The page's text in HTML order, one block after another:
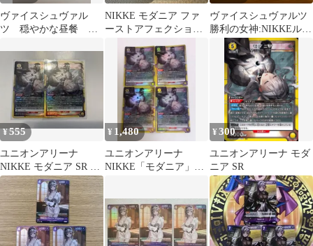
ヴァイスシュヴァル
ツ 穏やかな昼餐
NIKKE モダニア ファ
ーストアフェクション
sec+ ヴァイスpsa10
ヴァイスシュヴァルツ
勝利の女神:NIKKEルド
ミラ:ウィンターオーナ
ー SSP
¥555
ユニオンアリーナ
NIKKE モダニア SR 2
枚セット
¥ 1,480
ユニオンアリーナ
NIKKE「モダニア」
¥300
ユニオンアリーナ モダ
ニア SR